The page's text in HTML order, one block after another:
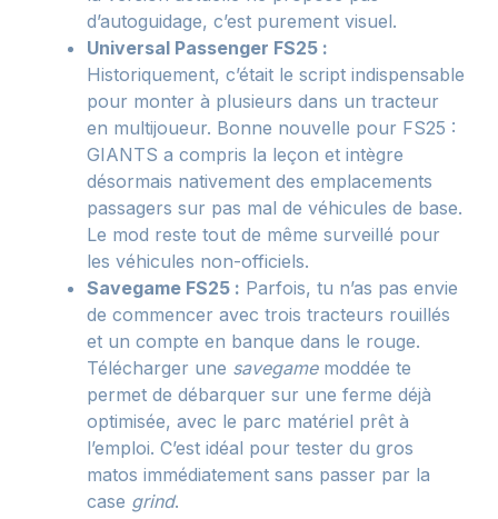
d’autoguidage, c’est purement visuel.
Universal Passenger FS25 :
Historiquement, c’était le script indispensable
pour monter à plusieurs dans un tracteur
en multijoueur. Bonne nouvelle pour FS25 :
GIANTS a compris la leçon et intègre
désormais nativement des emplacements
passagers sur pas mal de véhicules de base.
Le mod reste tout de même surveillé pour
les véhicules non-officiels.
Savegame FS25 : Parfois, tu n’as pas envie
de commencer avec trois tracteurs rouillés
et un compte en banque dans le rouge.
Télécharger une savegamemoddée te
permet de débarquer sur une ferme déjà
optimisée, avec le parc matériel prêt à
l’emploi. C’est idéal pour tester du gros
matos immédiatement sans passer par la
case grind.